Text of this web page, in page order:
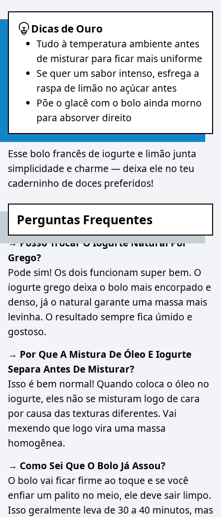
Dicas de Ouro
Tudo à temperatura ambiente antes
de misturar para ficar mais uniforme
Se quer um sabor intenso, esfrega a
raspa de limão no açúcar antes
Põe o glacê com o bolo ainda morno
para absorver direito
Esse bolo francês de iogurte e limão junta
simplicidade e charme — deixa ele no teu
caderninho de doces preferidos!
Perguntas Frequentes
→ Posso Trocar O Iogurte Natural Por
Grego?
Pode sim! Os dois funcionam super bem. O
iogurte grego deixa o bolo mais encorpado e
denso, já o natural garante uma massa mais
levinha. O resultado sempre fica úmido e
gostoso.
→ Por Que A Mistura De Óleo E Iogurte
Separa Antes De Misturar?
Isso é bem normal! Quando coloca o óleo no
iogurte, eles não se misturam logo de cara
por causa das texturas diferentes. Vai
mexendo que logo vira uma massa
homogênea.
→ Como Sei Que O Bolo Já Assou?
O bolo vai ficar firme ao toque e se você
enfiar um palito no meio, ele deve sair limpo.
Isso geralmente leva de 30 a 40 minutos, mas